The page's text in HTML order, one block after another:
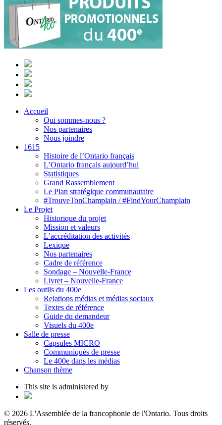
Accueil
Qui sommes-nous ?
Nos partenaires
Nous joindre
1615
Histoire de l’Ontario français
L’Ontario français aujourd’hui
Statistiques
Grand Rassemblement
Le Plan stratégique communautaire
#TrouveTonChamplain / #FindYourChamplain
Le Projet
Historique du projet
Mission et valeurs
L’accréditation des activités
Lexique
Nos partenaires
Cadre de référence
Sondage – Nouvelle-France
Livret – Nouvelle-France
Les outils du 400e
Relations médias et médias sociaux
Textes de référence
Guide du demandeur
Visuels du 400e
Salle de presse
Capsules MICRO
Communiqués de presse
Le 400e dans les médias
Chanson thème
This site is administered by
© 2026 L'Assemblée de la francophonie de l'Ontario. Tous droits
réservés.